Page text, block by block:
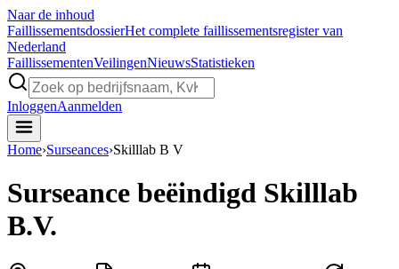
Naar de inhoud
FaillissementsdossierHet complete faillissementsregister van
Nederland
FaillissementenVeilingenNieuwsStatistieken
InloggenAanmelden
Home›Surseances›Skilllab B V
Surseance beëindigd Skilllab
B.V.